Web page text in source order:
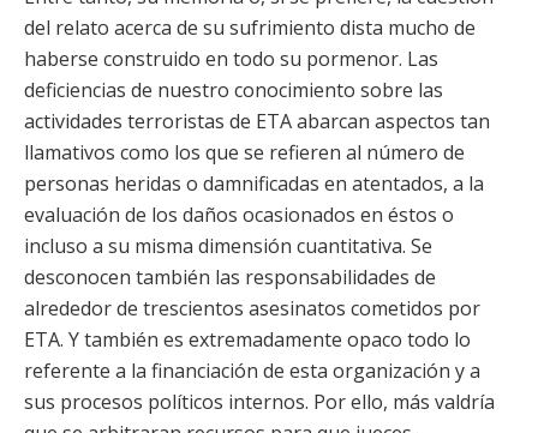
del relato acerca de su sufrimiento dista mucho de
haberse construido en todo su pormenor. Las
deficiencias de nuestro conocimiento sobre las
actividades terroristas de ETA abarcan aspectos tan
llamativos como los que se refieren al número de
personas heridas o damnificadas en atentados, a la
evaluación de los daños ocasionados en éstos o
incluso a su misma dimensión cuantitativa. Se
desconocen también las responsabilidades de
alrededor de trescientos asesinatos cometidos por
ETA. Y también es extremadamente opaco todo lo
referente a la financiación de esta organización y a
sus procesos políticos internos. Por ello, más valdría